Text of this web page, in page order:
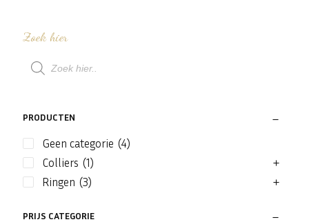
Zoek hier
Producten
zoeken
PRODUCTEN
Geen categorie (4)
Colliers (1)
Ringen (3)
PRIJS CATEGORIE